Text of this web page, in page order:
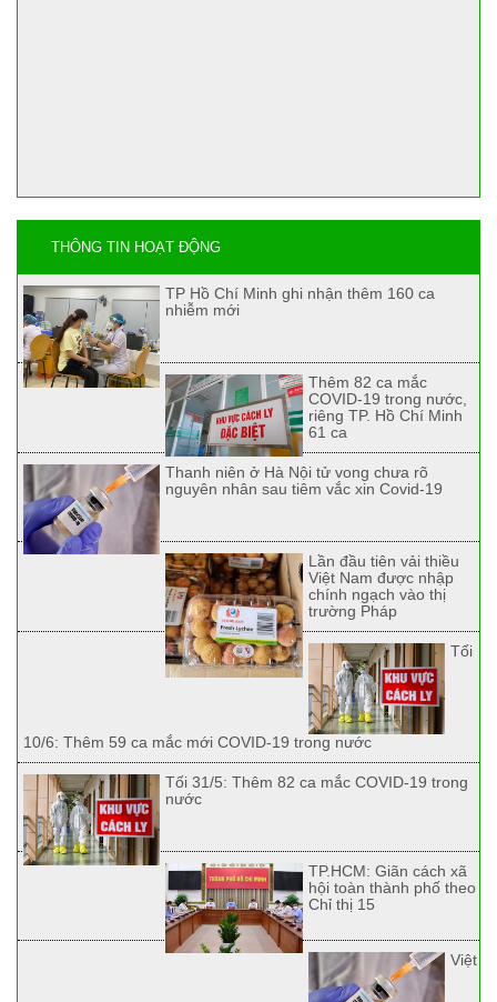
THÔNG TIN HOẠT ĐỘNG
TP Hồ Chí Minh ghi nhận thêm 160 ca
nhiễm mới
Thêm 82 ca mắc
COVID-19 trong nước,
riêng TP. Hồ Chí Minh
61 ca
Thanh niên ở Hà Nội tử vong chưa rõ
nguyên nhân sau tiêm vắc xin Covid-19
Lần đầu tiên vải thiều
Việt Nam được nhập
chính ngạch vào thị
trường Pháp
Tối
10/6: Thêm 59 ca mắc mới COVID-19 trong nước
Tối 31/5: Thêm 82 ca mắc COVID-19 trong
nước
TP.HCM: Giãn cách xã
hội toàn thành phố theo
Chỉ thị 15
Việt